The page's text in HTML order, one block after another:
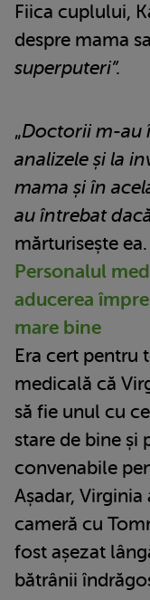
Fiica cuplului,
despre mama
superputeri”.
„Doctorii m-au
analizele și la
mama și în
au întrebat
mărturisește ea.
Personalul
aducerea
mare bine
Era cert pentru
medicală că
să fie unul cu
stare de bine și
convenabile
Așadar, Virginia
cameră cu
fost așezat
bătrânii